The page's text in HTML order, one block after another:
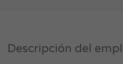
Descripción del